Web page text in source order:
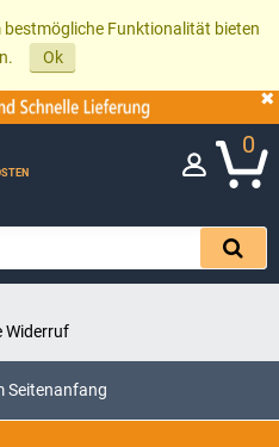
bestmögliche Funktionalität bieten
Ok
0
Widerruf
Seitenanfang